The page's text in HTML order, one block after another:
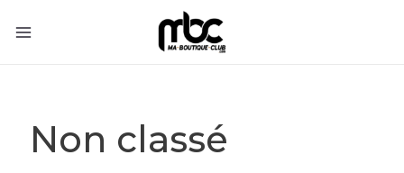
contenu
MAIN
Non classé